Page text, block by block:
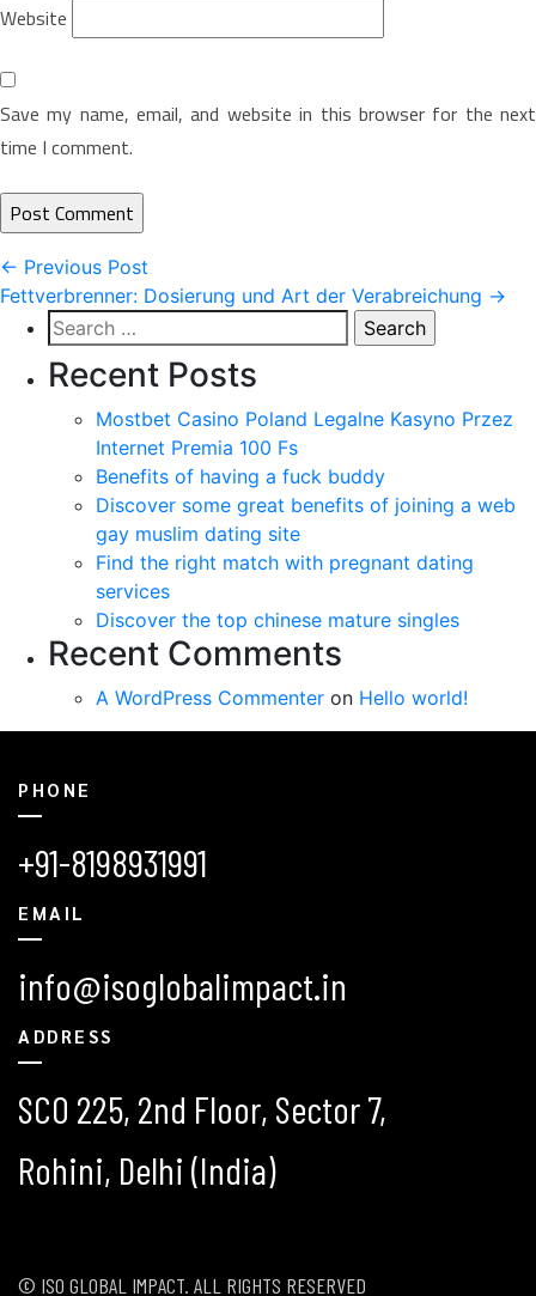
Website
Save my name, email, and website in this browser for the next
time I comment.
Post
navigation
← Previous Post
Fettverbrenner: Dosierung und Art der Verabreichung →
Search
for:
Recent Posts
Mostbet Casino Poland Legalne Kasyno Przez
Internet Premia 100 Fs
Benefits of having a fuck buddy
Discover some great benefits of joining a web
gay muslim dating site
Find the right match with pregnant dating
services
Discover the top chinese mature singles
Recent Comments
A WordPress Commenter on Hello world!
PHONE
+91-8198931991
EMAIL
info@isoglobalimpact.in
ADDRESS
SCO 225, 2nd Floor, Sector 7,
Rohini, Delhi (India)
© ISO GLOBAL IMPACT. ALL RIGHTS RESERVED